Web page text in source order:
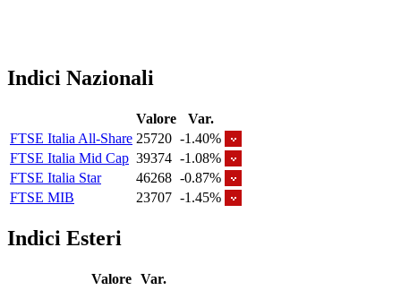
Indici Nazionali
Valore
Var.
FTSE Italia All-Share 25720 -1.40%
FTSE Italia Mid Cap 39374 -1.08%
FTSE Italia Star
46268 -0.87%
FTSE MIB
23707 -1.45%
Indici Esteri
Valore Var.